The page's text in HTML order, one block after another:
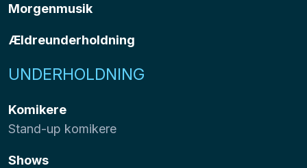
Morgenmusik
Ældreunderholdning
UNDERHOLDNING
Komikere
Stand-up komikere
Shows